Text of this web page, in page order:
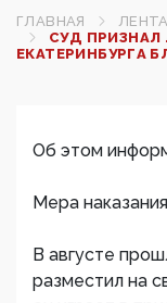
ГЛАВНАЯ
СУД
ЕКАТЕРИНБУРГА
Об этом
Мера
В августе
разместил на